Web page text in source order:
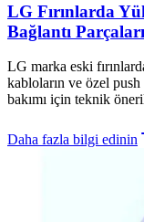
LG Fırınlarda
Bağlantı
LG marka eski
kabloların ve özel
bakımı için teknik
Daha fazla bilgi edinin